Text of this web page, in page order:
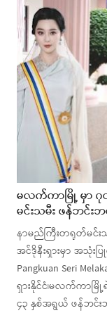
မလက်ကာမြို့ မှာ ဂု
မင်းသမီး ဖန်ဘင်းဘ
နာမည်ကြီးတရုတ်မင်းသ
အင်ဒိုနီးရှားမှာ အသုံ
Pangkuan Seri
ရှားနိုင်ငံ၊မလက်ကာ
၄၃ နှစ်အရွယ် ဖန်ဘင်